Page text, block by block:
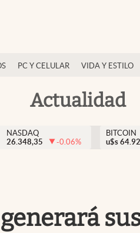
PC Y CELULAR VIDA Y ESTILO
Actualidad
NASDAQ
26.348,35
-0.06%
BITCOIN
u$s